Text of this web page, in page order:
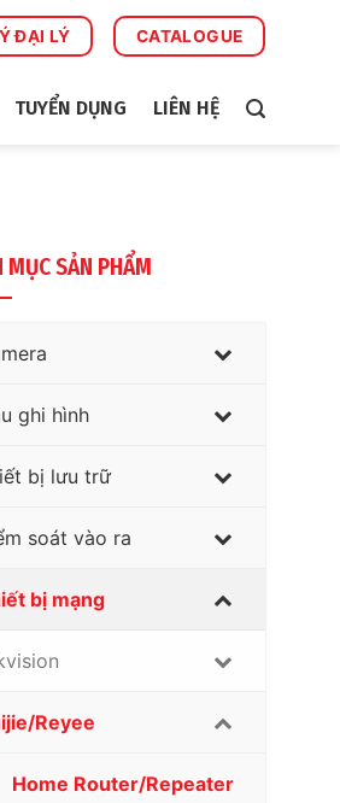
ĐẠI LÝ CATALOGUE
TUYỂN DỤNG LIÊN HỆ
MỤC SẢN PHẨM
ghi hình
bị lưu trữ
soát vào ra
bị mạng
Reyee
Home Router/Repeater